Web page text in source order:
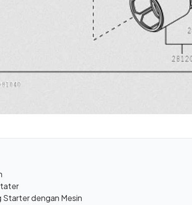
Starter dengan Mesin